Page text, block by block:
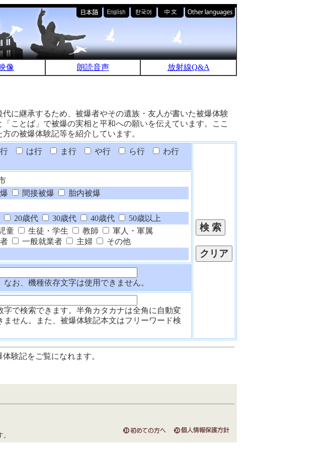
像 朗読音声 放射線Q&A
に継承するため、被爆者やその遺族・友人が書いた被爆体験
ことば」で被爆の実相と平和への願いを伝えています。ここ
の被爆体験記等を紹介しています。
は行 ま行 や行 ら行
わ行
間接被爆
胎内被爆
20歳代 30歳代 40歳代 50歳以上
児童 生徒・学生 教師
軍人・軍属
一般就業者 主婦
その他
お、機種依存文字は使用できません。
で検索できます。半角カタカナは全角に自動変
せん。また、被爆体験記本文はフリーワード検
験記をご覧になれます。